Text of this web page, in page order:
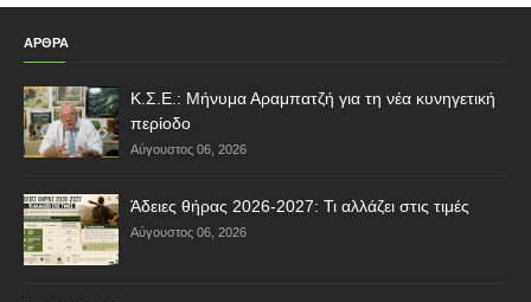
ΑΡΘΡΑ
Κ.Σ.Ε.: Μήνυμα Αραμπατζή για τη νέα κυνηγετική
περίοδο
Αύγουστος 06, 2026
Άδειες θήρας 2026-2027: Τι αλλάζει στις τιμές
Αύγουστος 06, 2026